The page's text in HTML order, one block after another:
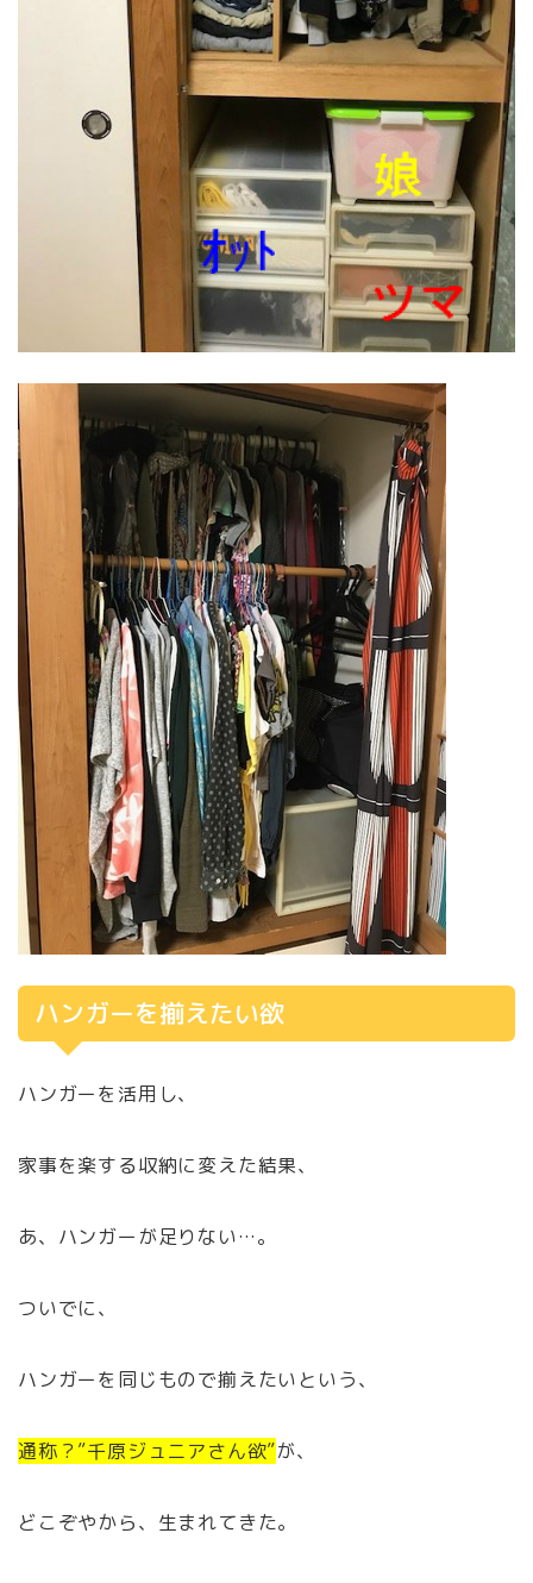
ハンガーを揃えたい欲
ハンガーを活用し、
家事を楽する収納に変えた結果、
あ、ハンガーが足りない…。
ついでに、
ハンガーを同じもので揃えたいという、
通称？”千原ジュニアさん欲”が、
どこぞやから、生まれてきた。